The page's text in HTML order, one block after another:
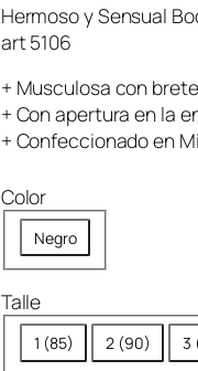
Hermoso y Sensual
art 5106
+ Musculosa con
+ Con apertura en la
+ Confeccionado en
Color
Negro
Talle
1 (85) 2 (90) 3